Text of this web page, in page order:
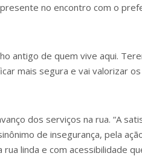
no encontro com o
antigo de quem vive aqui.
mais segura e vai valorizar
dos serviços na rua. “A
de insegurança, pela
linda e com acessibilidade